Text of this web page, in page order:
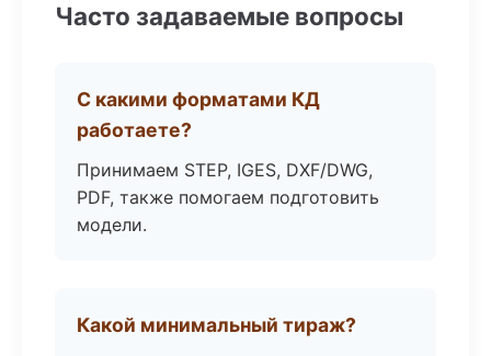
Часто задаваемые вопросы
С какими форматами КД
работаете?
Принимаем STEP, IGES, DXF/DWG,
PDF, также помогаем подготовить
модели.
Какой минимальный тираж?